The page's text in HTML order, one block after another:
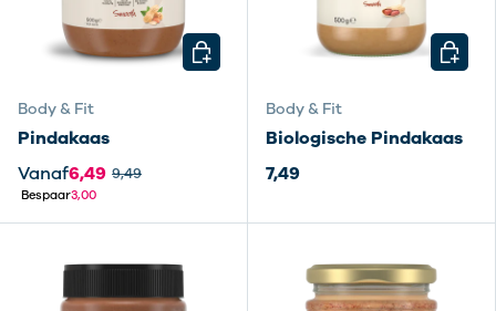
Body & Fit
Pindakaas
Vanaf6,49 9,49
Bespaar3,00
KIES MOGELIJKHEDEN
Body & Fit
Biologische Pindakaas
7,49
KIES